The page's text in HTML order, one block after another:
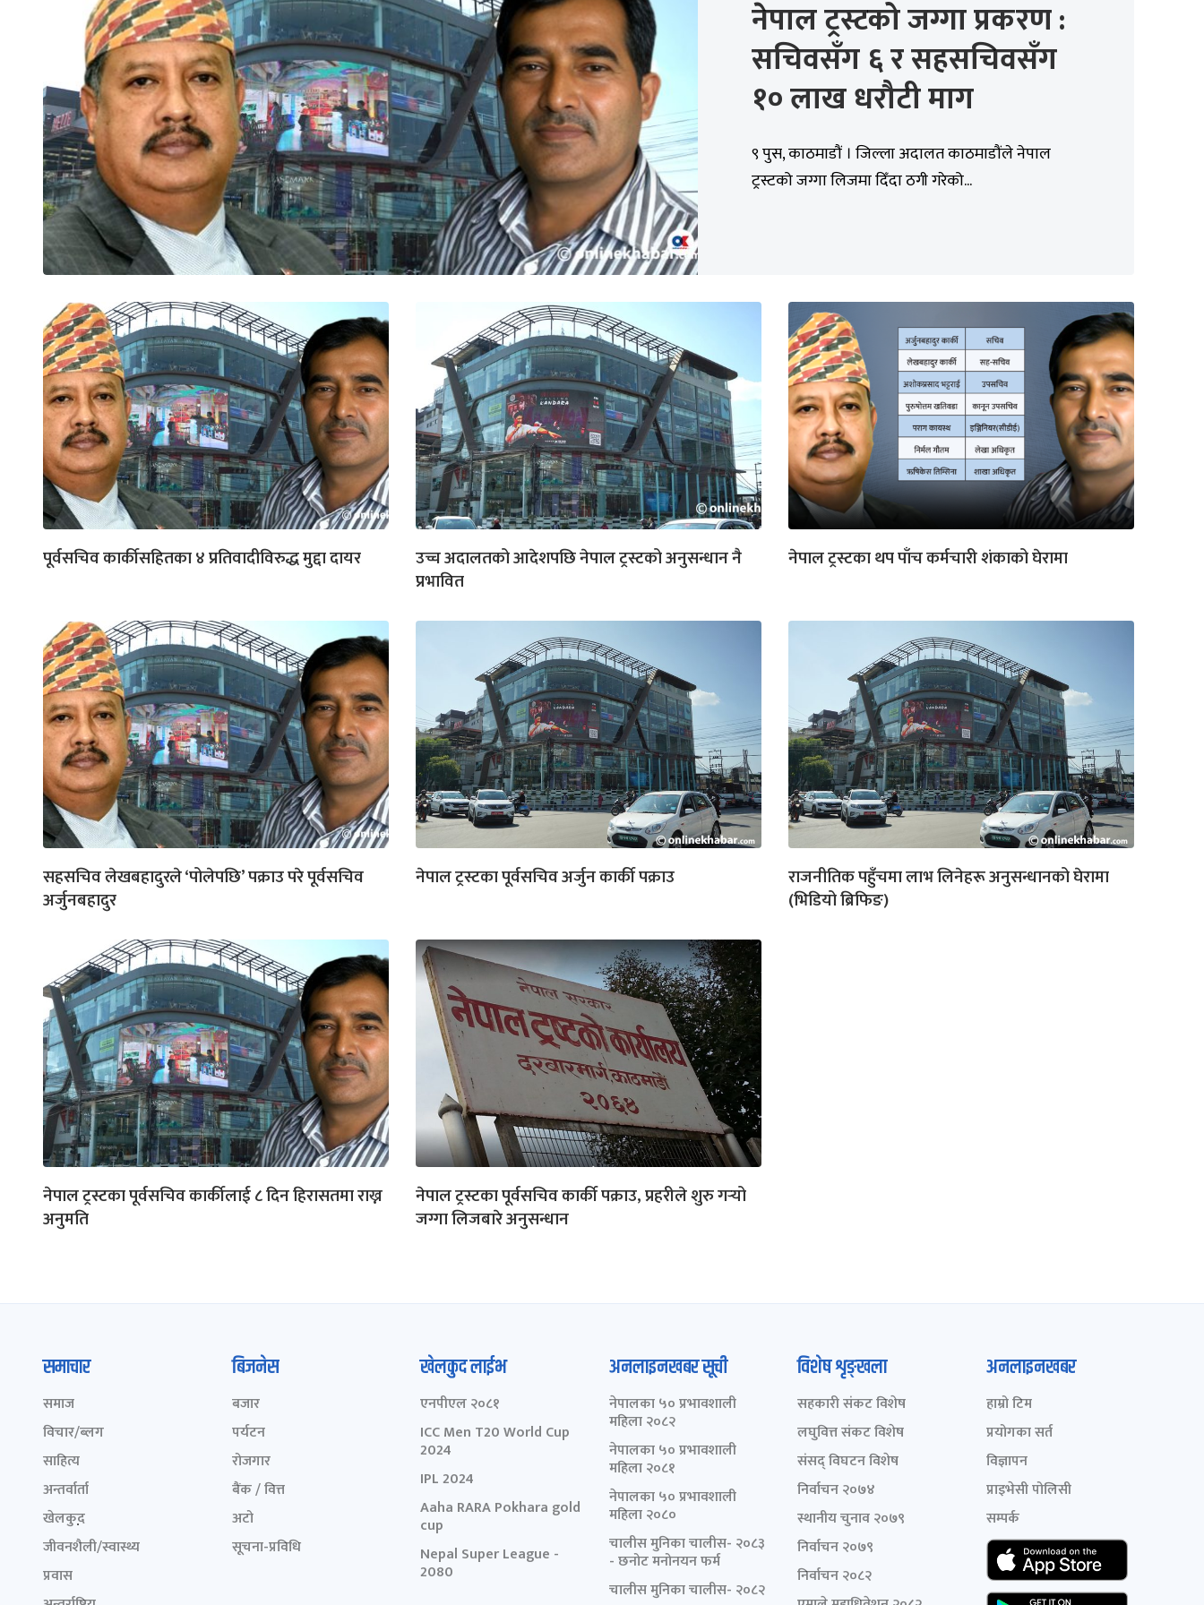
नेपाल ट्रस्टको जग्गा प्रकरण :
सचिवसँग ६ र सहसचिवसँग
१० लाख धरौटी माग
९ पुस, काठमाडौं । जिल्ला अदालत काठमाडौंले नेपाल
ट्रस्टको जग्गा लिजमा दिँदा ठगी गरेको...
पूर्वसचिव कार्कीसहितका ४ प्रतिवादीविरुद्ध मुद्दा दायर
उच्च अदालतको आदेशपछि नेपाल ट्रस्टको अनुसन्धान नै
प्रभावित
नेपाल ट्रस्टका थप पाँच कर्मचारी शंकाको घेरामा
सहसचिव लेखबहादुरले ‘पोलेपछि’ पक्राउ परे पूर्वसचिव
अर्जुनबहादुर
नेपाल ट्रस्टका पूर्वसचिव अर्जुन कार्की पक्राउ
राजनीतिक पहुँचमा लाभ लिनेहरू अनुसन्धानको घेरामा
(भिडियो ब्रिफिङ)
नेपाल ट्रस्टका पूर्वसचिव कार्कीलाई ८ दिन हिरासतमा राख्न
अनुमति
नेपाल ट्रस्टका पूर्वसचिव कार्की पक्राउ, प्रहरीले शुरु गर्‍यो
जग्गा लिजबारे अनुसन्धान
समाचार
समाज
विचार/ब्लग
साहित्य
अन्तर्वार्ता
खेलकुद़़
जीवनशैली/स्वास्थ्य
प्रवास
बिजनेस
बजार
पर्यटन
रोजगार
बैंक / वित्त
अटो
सूचना-प्रविधि
खेलकुद लाईभ
एनपीएल २०८१
ICC Men T20 World Cup
2024
IPL 2024
Aaha RARA Pokhara gold
cup
Nepal Super League -
2080
अनलाइनखबर सूची
नेपालका ५० प्रभावशाली
महिला २०८२
नेपालका ५० प्रभावशाली
महिला २०८१
नेपालका ५० प्रभावशाली
महिला २०८०
चालीस मुनिका चालीस- २०८३
- छनोट मनोनयन फर्म
चालीस मुनिका चालीस- २०८२
विशेष शृङ्खला
सहकारी संकट विशेष
लघुवित्त संकट विशेष
संसद् विघटन विशेष
निर्वाचन २०७४
स्थानीय चुनाव २०७९
निर्वाचन २०७९
निर्वाचन २०८२
अनलाइनखबर
हाम्रो टिम
प्रयोगका सर्त
विज्ञापन
प्राइभेसी पोलिसी
सम्पर्क